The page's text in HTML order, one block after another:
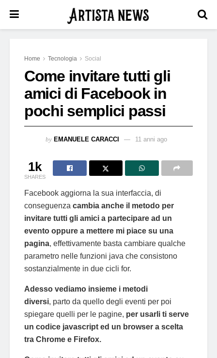
Home Tecnologia Social
Come invitare tutti gli
amici di Facebook in
pochi semplici passi
by EMANUELE CARACCI 11 anni ago
1k
SHARES
Facebook aggiorna la sua interfaccia, di
conseguenza cambia anche il metodo per
invitare tutti gli amici a partecipare ad un
evento oppure a mettere mi piace su una
pagina, effettivamente basta cambiare qualche
parametro nelle funzioni java che consistono
sostanzialmente in due cicli for.
Adesso vediamo insieme i metodi
diversi, parto da quello degli eventi per poi
spiegare quelli per le pagine, per usarli ti serve
un codice javascript ed un browser a scelta
tra Chrome e Firefox.